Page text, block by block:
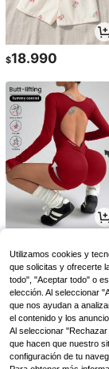
$18.990
Utilizamos cookies y
que solicitas y ofrecerte
todo", "Aceptar todo" o
elección. Al seleccionar
que nos ayudan a
el contenido y los
Al seleccionar
que hacen que nuestro
configuración de tu